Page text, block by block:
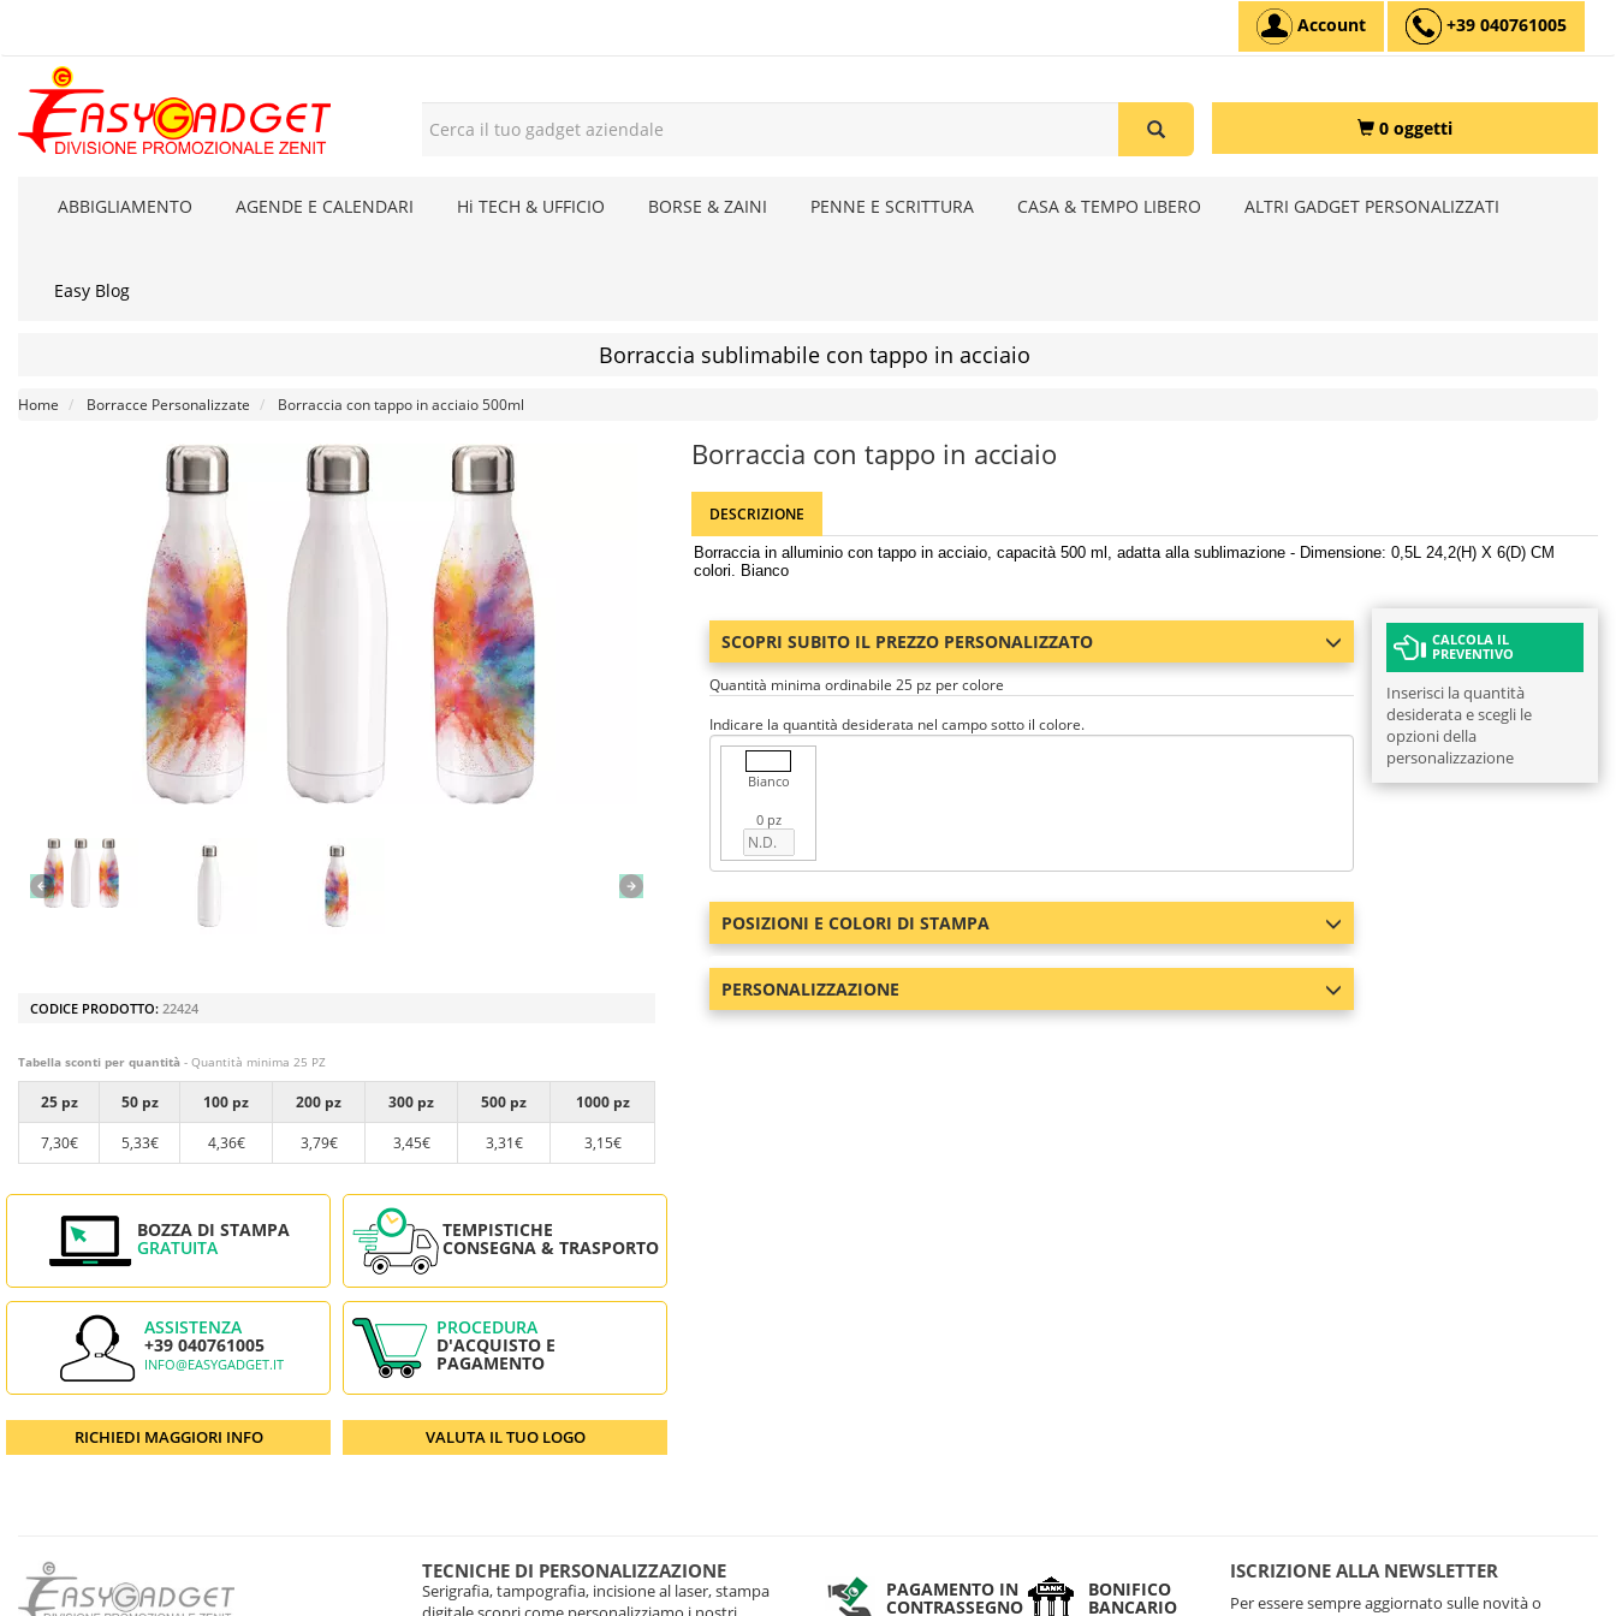
Account +39 040761005
0 oggetti
ABBIGLIAMENTO AGENDE E CALENDARI Hi TECH & UFFICIO BORSE & ZAINI PENNE E SCRITTURA CASA & TEMPO LIBERO ALTRI GADGET PERSONALIZZATI
Easy Blog
Borraccia sublimabile con tappo in acciaio
Home Borracce Personalizzate Borraccia con tappo in acciaio 500ml
CODICE PRODOTTO: 22424
Tabella sconti per quantità - Quantità minima 25 PZ
25 pz 50 pz 100 pz 200 pz 300 pz 500 pz
1000 pz
7,30€
5,33€ 4,36€ 3,79€ 3,45€ 3,31€ 3,15€
BOZZA DI STAMPA
GRATUITA
TEMPISTICHE
CONSEGNA & TRASPORTO
ASSISTENZA
+39 040761005
INFO@EASYGADGET.IT
PROCEDURA
D'ACQUISTO E
PAGAMENTO
RICHIEDI MAGGIORI INFO VALUTA IL TUO LOGO
Borraccia con tappo in acciaio
DESCRIZIONE
Borraccia in alluminio con tappo in acciaio, capacità 500 ml, adatta alla sublimazione - Dimensione: 0,5L 24,2(H) X 6(D) CM
colori. Bianco
SCOPRI SUBITO IL PREZZO PERSONALIZZATO
Quantità minima ordinabile 25 pz per colore
Indicare la quantità desiderata nel campo sotto il colore.
Bianco
0 pz
POSIZIONI E COLORI DI STAMPA
PERSONALIZZAZIONE
CALCOLA IL
PREVENTIVO
Inserisci la quantità
desiderata e scegli le
opzioni della
personalizzazione
TECNICHE DI PERSONALIZZAZIONE
Serigrafia, tampografia, incisione al laser, stampa
PAGAMENTO IN
CONTRASSEGNO
BONIFICO
BANCARIO
ISCRIZIONE ALLA NEWSLETTER
Per essere sempre aggiornato sulle novità o